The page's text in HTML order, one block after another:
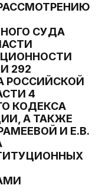
СУДА
292
РОССИЙСКОЙ
4
КОДЕКСА
А ТАКЖЕ
И Е.В.